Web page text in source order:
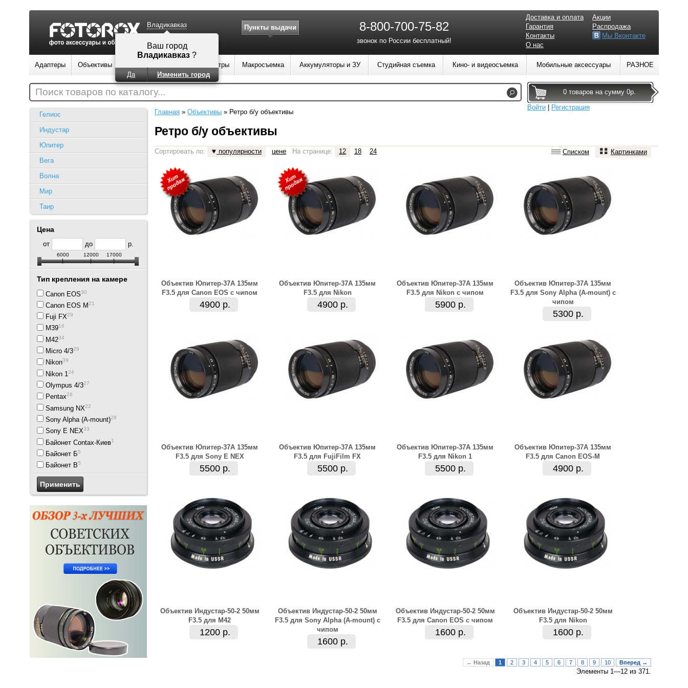
Гелиос
Индустар
Юпитер
Вега
Волна
Мир
Таир
Цена
от до р.
6000 12000 17000
Тип крепления на камере
Canon EOS30
Canon EOS M 21
Fuji FX29
M3916
M4234
Micro 4/329
Nikon39
Nikon 124
Olympus 4/327
Pentax28
Samsung NX22
Sony Alpha (A-mount)28
Sony E NEX33
Байонет Contax-Киев1
Байонет Б5
Байонет В5
Главная » Объективы » Ретро б/у объективы
Ретро б/у объективы
Сортировать по: популярности цене На странице: 12 18 24 Списком Картинками
Объектив Юпитер-37А 135мм
F3.5 для Canon EOS с чипом
4900 р.
Объектив Юпитер-37А 135мм
F3.5 для Nikon
4900 р.
Объектив Юпитер-37А 135мм
F3.5 для Nikon с чипом
5900 р.
Объектив Юпитер-37А 135мм
F3.5 для Sony Alpha (A-mount) с
чипом
5300 р.
Объектив Юпитер-37А 135мм
F3.5 для Sony E NEX
5500 р.
Объектив Юпитер-37А 135мм
F3.5 для FujiFilm FX
5500 р.
Объектив Юпитер-37А 135мм
F3.5 для Nikon 1
5500 р.
Объектив Юпитер-37А 135мм
F3.5 для Canon EOS-M
4900 р.
Объектив Индустар-50-2 50мм
F3.5 для M42
1200 р.
Объектив Индустар-50-2 50мм
F3.5 для Sony Alpha (A-mount) с
чипом
1600 р.
Объектив Индустар-50-2 50мм
F3.5 для Canon EOS с чипом
1600 р.
Объектив Индустар-50-2 50мм
F3.5 для Nikon
1600 р.
← Назад 1 2 3 4 5 6 7 8 9 10 Вперед →
Элементы 1—12 из 371.
Владикавказ
Ваш город
Владикавказ ?
Да Изменить город
Пункты выдачи 8-800-700-75-82
звонок по России бесплатный!
Доставка и оплата
Гарантия
Контакты
О нас
Акции
Распродажа
Мы Вконтакте
Адаптеры Объективы Фильтры Макросъемка Аккумуляторы и ЗУ Студийная съемка Кино- и видеосъемка Мобильные аксессуары РАЗНОЕ
0 товаров на сумму 0р.
Войти
Регистрация
Поиск товаров по каталогу...